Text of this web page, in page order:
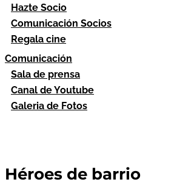
Hazte Socio
Comunicación Socios
Regala cine
Comunicación
Sala de prensa
Canal de Youtube
Galeria de Fotos
Héroes de barrio